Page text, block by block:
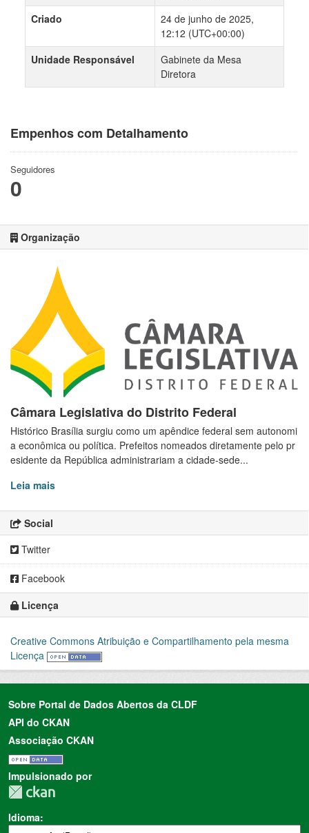
Empenhos com Detalhamento
Seguidores
0
Organização
Câmara Legislativa do Distrito Federal
Histórico Brasília surgiu como um apêndice federal sem autonomi
a econômica ou política. Prefeitos nomeados diretamente pelo pr
esidente da República administrariam a cidade-sede...
Leia mais
Social
Twitter
Facebook
Licença
Creative Commons Atribuição e Compartilhamento pela mesma
Licença
Criado
24 de junho de 2025,
12:12 (UTC+00:00)
Unidade Responsável
Gabinete da Mesa
Diretora
Sobre Portal de Dados Abertos da CLDF
API do CKAN
Associação CKAN
Impulsionado por
Idioma